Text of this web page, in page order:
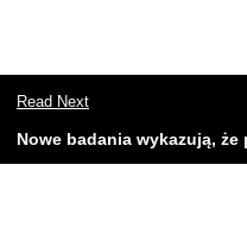
Read Next
Nowe badania wykazują, że